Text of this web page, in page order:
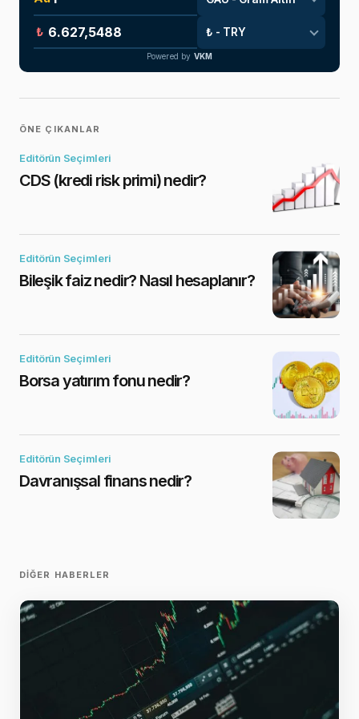
₺
Powered by VKM
ÖNE ÇIKANLAR
Editörün Seçimleri
CDS (kredi risk primi) nedir?
Editörün Seçimleri
Bileşik faiz nedir? Nasıl hesaplanır?
Editörün Seçimleri
Borsa yatırım fonu nedir?
Editörün Seçimleri
Davranışsal finans nedir?
DIĞER HABERLER